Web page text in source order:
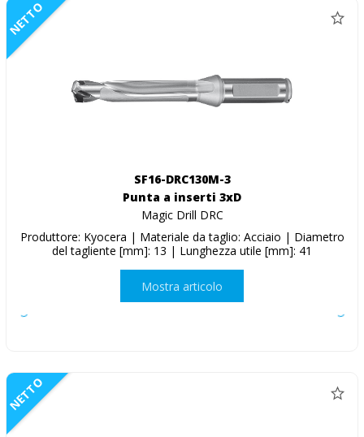
NETTO
SF16-DRC130M-3
Punta a inserti 3xD
Magic Drill DRC
Produttore: Kyocera | Materiale da taglio: Acciaio | Diametro
del tagliente [mm]: 13 | Lunghezza utile [mm]: 41
Mostra articolo
NETTO